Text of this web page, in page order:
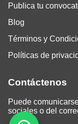
Publica tu
Blog
Términos y
Políticas de
Contáctenos
Puede
sociales o del